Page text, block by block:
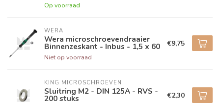
Op voorraad
WERA
Wera microschroevendraaier
Binnenzeskant - Inbus - 1,5 x 60
Niet op voorraad
€9,75
KING MICROSCHROEVEN
Sluitring M2 - DIN 125A - RVS -
200 stuks €2,30